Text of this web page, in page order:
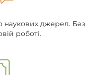
наукових джерел. Без
роботі.